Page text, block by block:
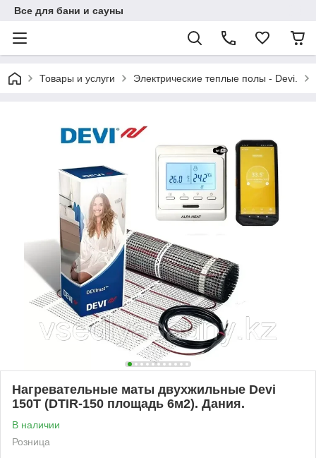
Все для бани и сауны
Товары и услуги Электрические теплые полы - Devi.
Нагревательные маты двухжильные Devi
150Т (DTIR-150 площадь 6м2). Дания.
В наличии
Розница